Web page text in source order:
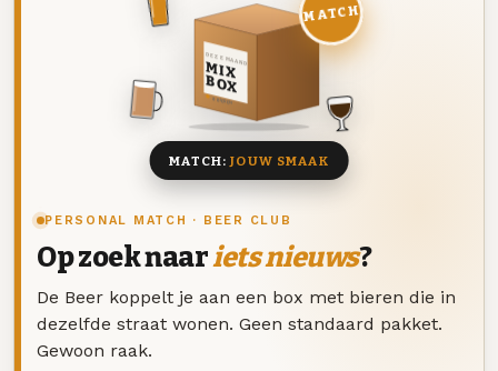
PERSONAL MATCH · BEER CLUB
Op zoek naariets nieuws?
De Beer koppelt je aan een box met bieren die in
dezelfde straat wonen. Geen standaard pakket.
Gewoon raak.
DEZE MAAND
MIX
BOX
8 BIEREN
MATCH
MATCH:JOUW SMAAK